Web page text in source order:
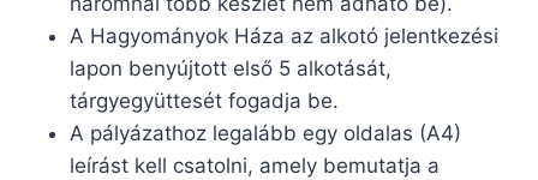
A Hagyományok Háza az alkotó jelentkezési
lapon benyújtott első 5 alkotását,
tárgyegyüttesét fogadja be.
A pályázathoz legalább egy oldalas (A4)
leírást kell csatolni, amely bemutatja a